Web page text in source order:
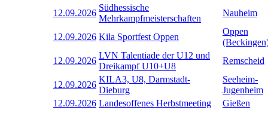
12.09.2026
Südhessische
Mehrkampfmeisterschaften
Nauheim
12.09.2026 Kila Sportfest Oppen
Oppen
12.09.2026
LVN Talentiade der U12 und
Dreikampf U10+U8
Remscheid
12.09.2026
KILA3, U8, Darmstadt-
Dieburg
Seeheim-
Jugenheim
12.09.2026 Landesoffenes Herbstmeeting
Gießen